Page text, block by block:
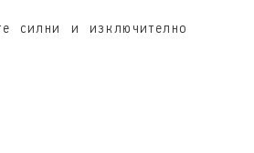
силни и изключително